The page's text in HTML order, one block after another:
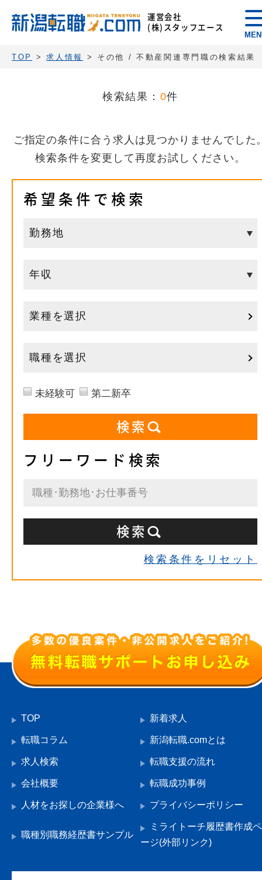
運営会社
(株)スタッフエース
TOP >求人情報 > その他 / 不動産関連専門職の検索結果
検索結果： 0件
ご指定の条件に合う求人は見つかりませんでした
検索条件を変更して再度お試しください。
希望条件で検索
業種を選択
職種を選択
未経験可 第二新卒
フリーワード検索
検索条件をリセット
TOP 新着求人
転職コラム 新潟転職.comとは
求人検索 転職支援の流れ
会社概要 転職成功事例
人材をお探しの企業様へ プライバシーポリシー
職種別職務経歴書サンプル
ミライトーチ履歴書作成ペ
ージ(外部リンク)